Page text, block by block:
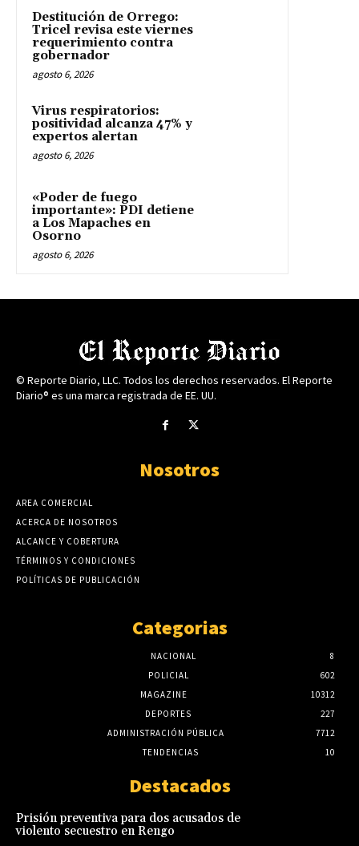
Destitución de Orrego:
Tricel revisa este viernes
requerimiento contra
gobernador
agosto 6, 2026
Virus respiratorios:
positividad alcanza 47% y
expertos alertan
agosto 6, 2026
«Poder de fuego
importante»: PDI detiene
a Los Mapaches en
Osorno
agosto 6, 2026
© Reporte Diario, LLC. Todos los derechos reservados. El Reporte
Diario® es una marca registrada de EE. UU.
Nosotros
AREA COMERCIAL
ACERCA DE NOSOTROS
ALCANCE Y COBERTURA
TÉRMINOS Y CONDICIONES
POLÍTICAS DE PUBLICACIÓN
Categorias
NACIONAL
8
POLICIAL
602
MAGAZINE
10312
DEPORTES
227
ADMINISTRACIÓN PÚBLICA
7712
TENDENCIAS
10
Destacados
Prisión preventiva para dos acusados de
violento secuestro en Rengo